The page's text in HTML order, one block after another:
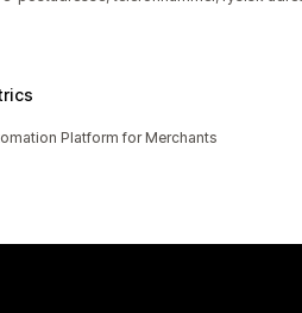
Platform for Merchants